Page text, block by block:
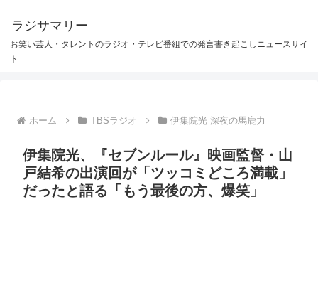
ラジサマリー
お笑い芸人・タレントのラジオ・テレビ番組での発言書き起こしニュースサイ
ト
ホーム TBSラジオ 伊集院光 深夜の馬鹿力
伊集院光、『セブンルール』映画監督・山
戸結希の出演回が「ツッコミどころ満載」
だったと語る「もう最後の方、爆笑」